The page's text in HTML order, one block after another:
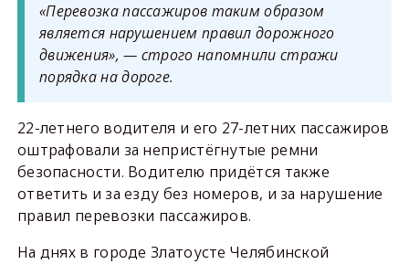
«Перевозка пассажиров таким образом
является нарушением правил дорожного
движения», — строго напомнили стражи
порядка на дороге.
22-летнего водителя и его 27-летних пассажиров
оштрафовали за непристёгнутые ремни
безопасности. Водителю придётся также
ответить и за езду без номеров, и за нарушение
правил перевозки пассажиров.
На днях в городе Златоусте Челябинской